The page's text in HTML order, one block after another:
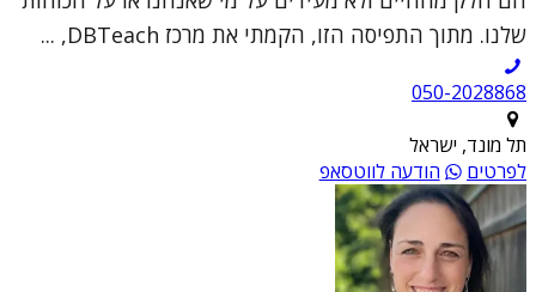
שלנו. מתוך התפיסה הזו, הקמתי את מרכז DBTeach, ...
050-2028868
תל מונד, ישראל
לפרטים
הודעה לווטסאפ